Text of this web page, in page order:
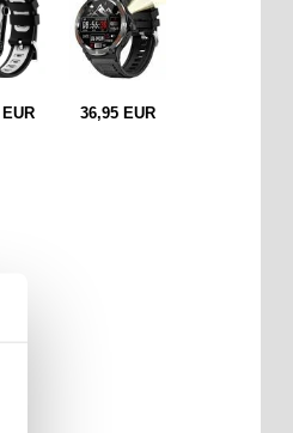
HD
-
/
EUR
kompassi,
taskulamppu
- 1.53" -
musta
36,95 EUR